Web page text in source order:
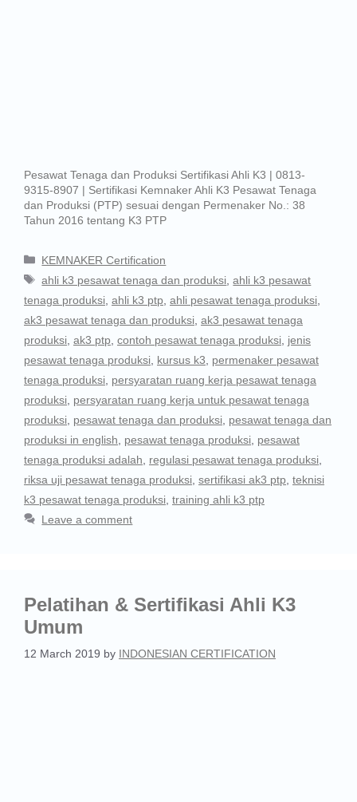
Pesawat Tenaga dan Produksi Sertifikasi Ahli K3 | 0813-
9315-8907 | Sertifikasi Kemnaker Ahli K3 Pesawat Tenaga
dan Produksi (PTP) sesuai dengan Permenaker No.: 38
Tahun 2016 tentang K3 PTP
KEMNAKER Certification
ahli k3 pesawat tenaga dan produksi ,ahli k3 pesawat
tenaga produksi ahli k3 ptp ahli pesawat tenaga produksi
ak3 pesawat tenaga dan produksi ak3 pesawat tenaga
produksi ak3 ptp contoh pesawat tenaga produksi jenis
pesawat tenaga produksi kursus k3
permenaker pesawat
tenaga produksi persyaratan ruang kerja pesawat tenaga
produksi persyaratan ruang kerja untuk pesawat tenaga
produksi pesawat tenaga dan produksi pesawat tenaga dan
produksi in english
pesawat tenaga produksi pesawat
tenaga produksi adalah
regulasi pesawat tenaga produksi
riksa uji pesawat tenaga produksi sertifikasi ak3 ptp teknisi
k3 pesawat tenaga produksi training ahli k3 ptp
Leave a comment
Pelatihan & Sertifikasi Ahli K3
Umum
12 March 2019 by INDONESIAN CERTIFICATION